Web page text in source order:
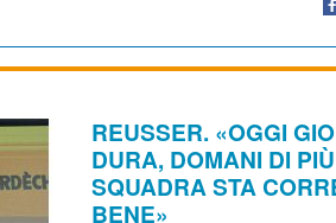
REUSSER. «OGGI
DURA, DOMANI DI
SQUADRA STA
BENE»